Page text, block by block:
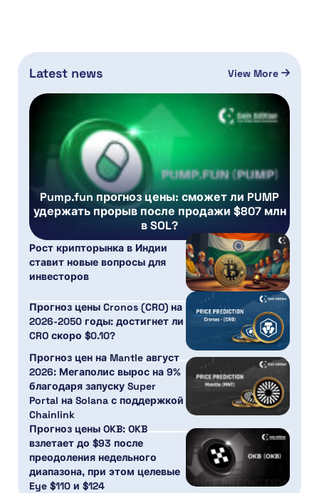
Latest news View More
Pump.fun прогноз цены: сможет ли PUMP
удержать прорыв после продажи $807 млн
в SOL?
Рост крипторынка в Индии
ставит новые вопросы для
инвесторов
Прогноз цены Cronos (CRO) на
2026-2050 годы: достигнет ли
CRO скоро $0.10?
Прогноз цен на Mantle август
2026: Мегаполис вырос на 9%
благодаря запуску Super
Portal на Solana с поддержкой
Chainlink
Прогноз цены OKB: OKB
взлетает до $93 после
преодоления недельного
диапазона, при этом целевые
Eye $110 и $124